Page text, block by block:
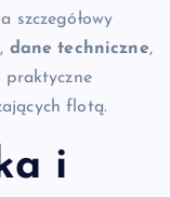
szczegółowy
dane techniczne,
praktyczne
flotą.
i